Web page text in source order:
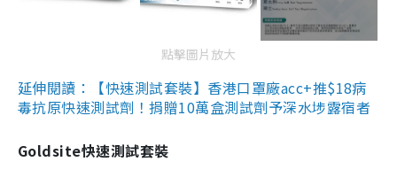
點擊圖片放大
延伸閱讀：【快速測試套裝】香港口罩廠acc+推$18病
毒抗原快速測試劑！捐贈10萬盒測試劑予深水埗露宿者
Goldsite快速測試套裝